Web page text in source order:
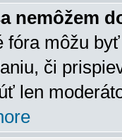
nemôžem
fóra môžu
či
len